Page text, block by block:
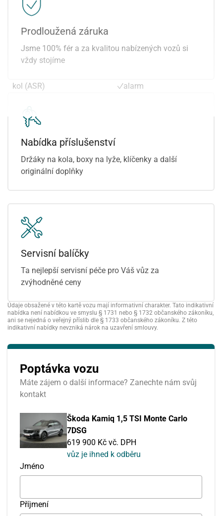
palubní počítač
parkovací kamera
parkovací senzory přední
plní 'EURO VI'
posilovač řízení
kol (ASR)
automatické parkování
alarm
Prodloužená záruka
Jsme 100% fér a za kvalitou nabízených vozů si
vždy stojíme
Nabídka příslušenství
Držáky na kola, boxy na lyže, klíčenky a další
originální doplňky
Servisní balíčky
Ta nejlepší servisní péče pro Váš vůz za
zvýhodněné ceny
Údaje obsažené v této kartě vozu mají informativní charakter. Tato indikativní
nabídka není nabídkou ve smyslu § 1731 nebo § 1732 občanského zákoníku,
ani se nejedná o veřejný příslib dle § 1733 občanského zákoníku. Z této
indikativní nabídky nevzniká nárok na uzavření smlouvy.
Poptávka vozu
Máte zájem o další informace? Zanechte nám svůj
kontakt
Škoda Kamiq 1,5 TSI Monte Carlo
7DSG
619 900 Kč vč. DPH
vůz je ihned k odběru
Jméno
Příjmení